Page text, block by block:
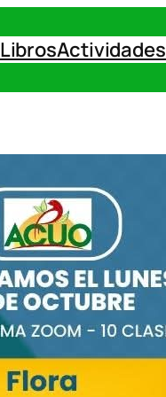
LibrosActividades